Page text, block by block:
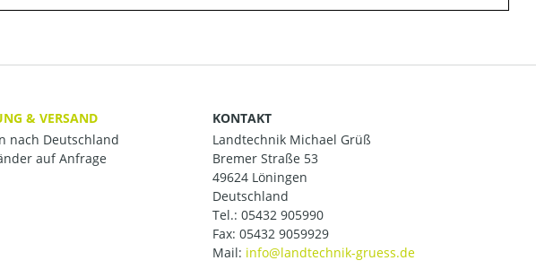
& VERSAND
nach Deutschland
auf Anfrage
KONTAKT
Landtechnik Michael Grüß
Bremer Straße 53
49624 Löningen
Deutschland
Tel.: 05432 905990
Fax: 05432 9059929
Mail: